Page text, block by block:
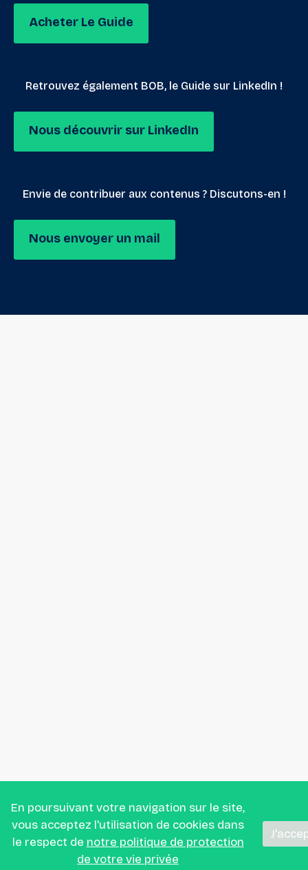
Acheter Le Guide
Retrouvez également BOB, le Guide sur LinkedIn !
Nous découvrir sur LinkedIn
Envie de contribuer aux contenus ? Discutons-en !
Nous envoyer un mail
En poursuivant votre navigation sur le site,
vous acceptez l'utilisation de cookies dans
le respect de notre politique de protection
de votre vie privée